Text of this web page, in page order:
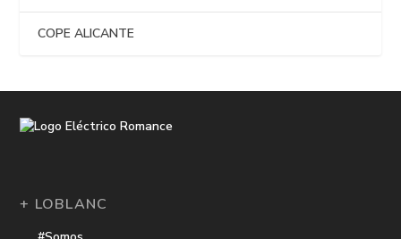
COPE ALICANTE
+ LOBLANC